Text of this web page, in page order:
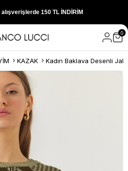
ÜCRETSİZ KARGO
hemen keşfedin
ÜCRETSİZ KARGO
alışverişlerde 150 TL İNDİRİM
0
KAZAK